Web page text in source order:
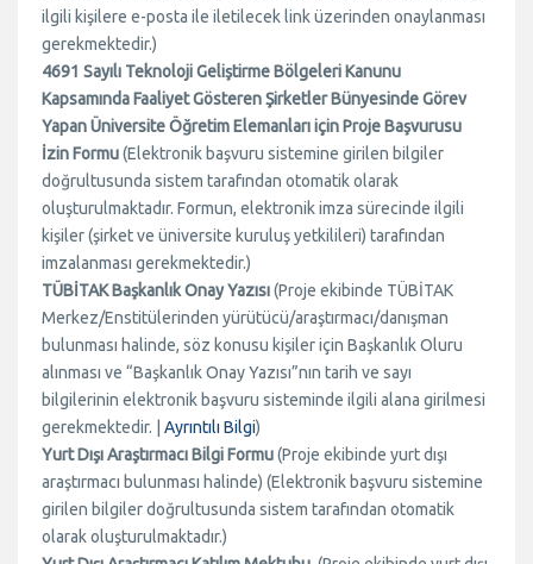
ilgili kişilere e-posta ile iletilecek link üzerinden onaylanması
gerekmektedir.)
4691 Sayılı Teknoloji Geliştirme Bölgeleri Kanunu
Kapsamında Faaliyet Gösteren Şirketler Bünyesinde Görev
Yapan Üniversite Öğretim Elemanları için Proje Başvurusu
İzin Formu(Elektronik başvuru sistemine girilen bilgiler
doğrultusunda sistem tarafından otomatik olarak
oluşturulmaktadır. Formun, elektronik imza sürecinde ilgili
kişiler (şirket ve üniversite kuruluş yetkilileri) tarafından
imzalanması gerekmektedir.)
TÜBİTAK Başkanlık Onay Yazısı(Proje ekibinde TÜBİTAK
Merkez/Enstitülerinden yürütücü/araştırmacı/danışman
bulunması halinde, söz konusu kişiler için Başkanlık Oluru
alınması ve “Başkanlık Onay Yazısı”nın tarih ve sayı
bilgilerinin elektronik başvuru sisteminde ilgili alana girilmesi
gerekmektedir. | Ayrıntılı Bilgi)
Yurt Dışı Araştırmacı Bilgi Formu(Proje ekibinde yurt dışı
araştırmacı bulunması halinde) (Elektronik başvuru sistemine
girilen bilgiler doğrultusunda sistem tarafından otomatik
olarak oluşturulmaktadır.)